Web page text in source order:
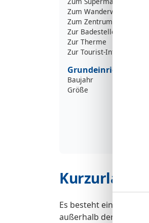
Zum Wanderweg
Zum Zentrum
Zur Badestelle/Gewässer
Zur Therme
Zur Tourist-Information
Grundeinrichtungen
Baujahr
Größe
Kurzurlaub
Es besteht eine
außerhalb der